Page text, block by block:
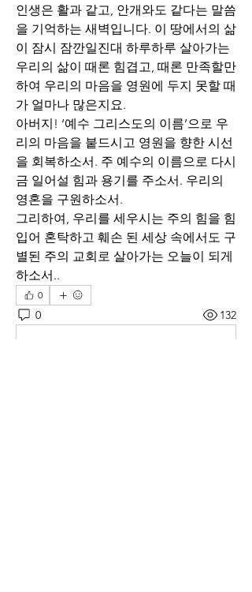
인생은 활과 같고, 안개와도 같다는 말씀
을 기억하는 새벽입니다. 이 땅에서의 삶
이 잠시 잠깐일진대 하루하루 살아가는
우리의 삶이 때론 힘겹고, 때론 만족할만
하여 우리의 마음을 영원에 두지 못할 때
가 얼마나 많은지요.
아버지! ‘예수 그리스도의 이름’으로 우
리의 마음을 붙드시고 영원을 향한 시선
을 회복하소서. 주 예수의 이름으로 다시
금 일어설 힘과 용기를 주소서. 우리의
영혼을 구원하소서.
그리하여, 우리를 세우시는 주의 힘을 힘
입어 혼탁하고 훼손 된 세상 속에서도 구
별된 주의 교회로 살아가는 오늘이 되게
하소서..
0
0 132